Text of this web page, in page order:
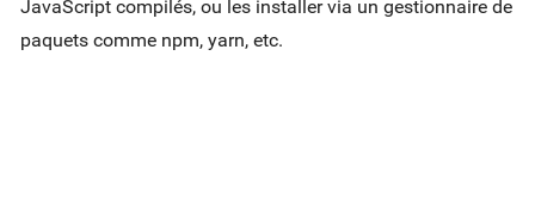
JavaScript compilés, ou les installer via un gestionnaire de
paquets comme npm, yarn, etc.